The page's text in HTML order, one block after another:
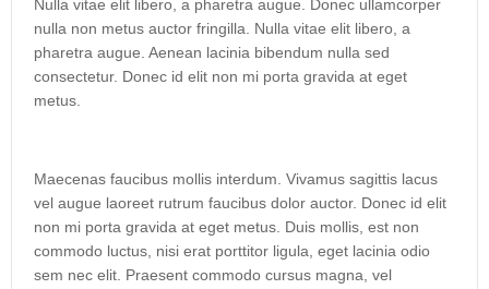
Nulla vitae elit libero, a pharetra augue. Donec ullamcorper
nulla non metus auctor fringilla. Nulla vitae elit libero, a
pharetra augue. Aenean lacinia bibendum nulla sed
consectetur. Donec id elit non mi porta gravida at eget
metus.
Maecenas faucibus mollis interdum. Vivamus sagittis lacus
vel augue laoreet rutrum faucibus dolor auctor. Donec id elit
non mi porta gravida at eget metus. Duis mollis, est non
commodo luctus, nisi erat porttitor ligula, eget lacinia odio
sem nec elit. Praesent commodo cursus magna, vel